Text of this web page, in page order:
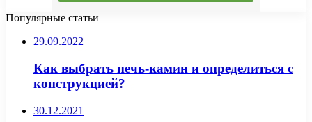
Популярные статьи
29.09.2022
Как выбрать печь-камин и определиться с
конструкцией?
30.12.2021